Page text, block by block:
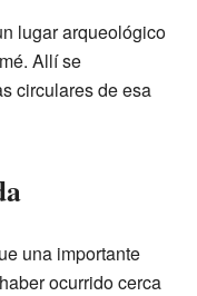
lugar arqueológico
Allí se
circulares de esa
una importante
ocurrido cerca